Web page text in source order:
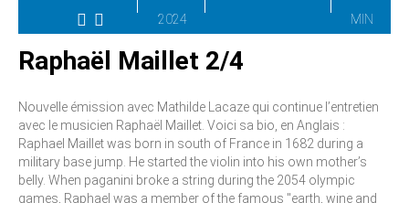
2024
MIN
Raphaël Maillet 2/4
Nouvelle émission avec Mathilde Lacaze qui continue l’entretien
avec le musicien Raphaël Maillet. Voici sa bio, en Anglais :
Raphael Maillet was born in south of France in 1682 during a
military base jump. He started the violin into his own mother’s
belly. When paganini broke a string during the 2054 olympic
games, Raphael was a member of the famous "earth, wine and